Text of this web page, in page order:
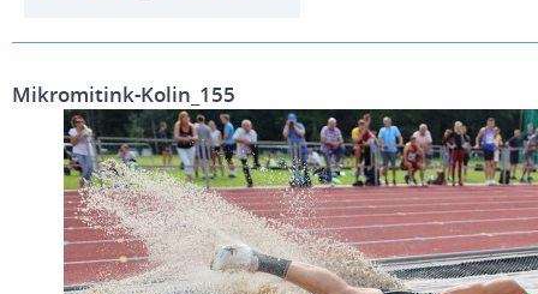
Mikromitink-Kolin_155